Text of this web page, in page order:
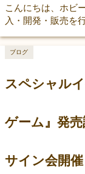
こんにちは、ホビ
入・開発・販売を
スペシャル
ゲーム』発
サイン会開催
ブログ